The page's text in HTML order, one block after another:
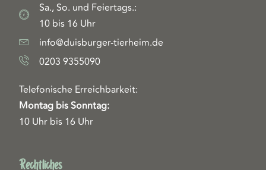
Sa., So. und Feiertags.:
10 bis 16 Uhr
info@duisburger-tierheim.de
0203 9355090
Telefonische Erreichbarkeit:
Montag bis Sonntag:
10 Uhr bis 16 Uhr
Rechtliches